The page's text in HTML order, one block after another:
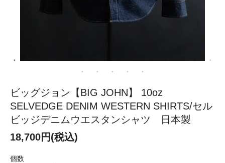
ビッグジョン【BIG JOHN】 10oz
SELVEDGE DENIM WESTERN SHIRTS/セル
ビッジデニムウエスタンシャツ 日本製
18,700円(税込)
個数